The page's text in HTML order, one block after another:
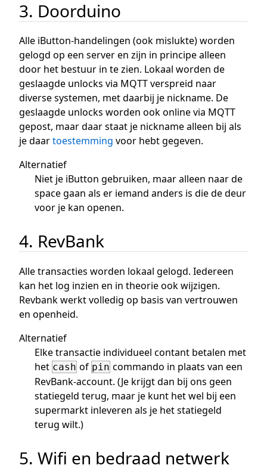
3. Doorduino
Alle iButton-handelingen (ook mislukte) worden
gelogd op een server en zijn in principe alleen
door het bestuur in te zien. Lokaal worden de
geslaagde unlocks via MQTT verspreid naar
diverse systemen, met daarbij je nickname. De
geslaagde unlocks worden ook online via MQTT
gepost, maar daar staat je nickname alleen bij als
je daartoestemming voor hebt gegeven.
Alternatief
Niet je iButton gebruiken, maar alleen naar de
space gaan als er iemand anders is die de deur
voor je kan openen.
4. RevBank
Alle transacties worden lokaal gelogd. Iedereen
kan het log inzien en in theorie ook wijzigen.
Revbank werkt volledig op basis van vertrouwen
en openheid.
Alternatief
Elke transactie individueel contant betalen met
het cash of pin commando in plaats van een
RevBank-account. (Je krijgt dan bij ons geen
statiegeld terug, maar je kunt het wel bij een
supermarkt inleveren als je het statiegeld
terug wilt.)
5. Wifi en bedraad netwerk